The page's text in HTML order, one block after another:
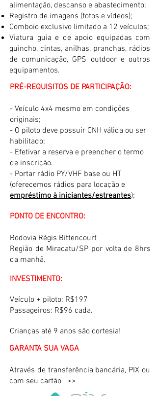
alimentação, descanso e abastecimento;
Registro de imagens (fotos e vídeos);
Comboio exclusivo limitado a 12 veículos;
Viatura guia e de apoio equipadas com
guincho, cintas, anilhas, pranchas, rádios
de comunicação, GPS outdoor e outros
equipamentos.
PRÉ-REQUISITOS DE PARTICIPAÇÃO:
- Veículo 4x4 mesmo em condições
originais;
- O piloto deve possuir CNH válida ou ser
habilitado;
- Efetivar a reserva e preencher o termo
de inscrição.
- Portar rádio PY/VHF base ou HT
(oferecemos rádios para locação e
empréstimo à iniciantes/estreantes);
PONTO DE ENCONTRO:
Rodovia Régis Bittencourt
Região de Miracatu/SP por volta de 8hrs
da manhã.
INVESTIMENTO:
Veículo + piloto: R$197
Passageiros: R$96 cada.
Crianças até 9 anos são cortesia!
GARANTA SUA VAGA
Através de transferência bancária, PIX ou
com seu cartão >>